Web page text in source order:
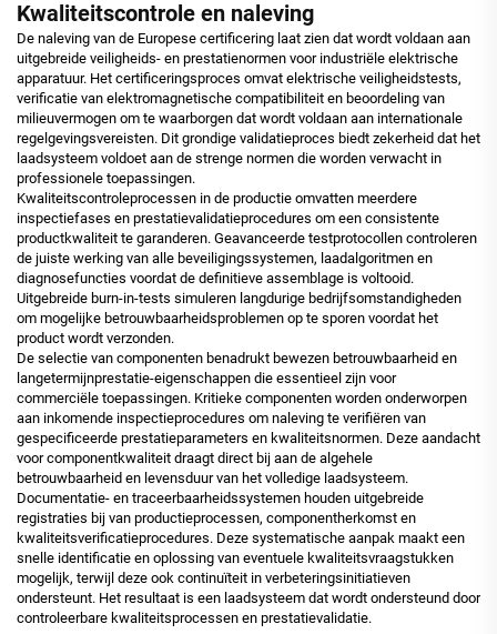
Kwaliteitscontrole en naleving
De naleving van de Europese certificering laat zien dat wordt voldaan aan
uitgebreide veiligheids- en prestatienormen voor industriële elektrische
apparatuur. Het certificeringsproces omvat elektrische veiligheidstests,
verificatie van elektromagnetische compatibiliteit en beoordeling van
milieuvermogen om te waarborgen dat wordt voldaan aan internationale
regelgevingsvereisten. Dit grondige validatieproces biedt zekerheid dat het
laadsysteem voldoet aan de strenge normen die worden verwacht in
professionele toepassingen.
Kwaliteitscontroleprocessen in de productie omvatten meerdere
inspectiefases en prestatievalidatieprocedures om een consistente
productkwaliteit te garanderen. Geavanceerde testprotocollen controleren
de juiste werking van alle beveiligingssystemen, laadalgoritmen en
diagnosefuncties voordat de definitieve assemblage is voltooid.
Uitgebreide burn-in-tests simuleren langdurige bedrijfsomstandigheden
om mogelijke betrouwbaarheidsproblemen op te sporen voordat het
product wordt verzonden.
De selectie van componenten benadrukt bewezen betrouwbaarheid en
langetermijnprestatie-eigenschappen die essentieel zijn voor
commerciële toepassingen. Kritieke componenten worden onderworpen
aan inkomende inspectieprocedures om naleving te verifiëren van
gespecificeerde prestatieparameters en kwaliteitsnormen. Deze aandacht
voor componentkwaliteit draagt direct bij aan de algehele
betrouwbaarheid en levensduur van het volledige laadsysteem.
Documentatie- en traceerbaarheidssystemen houden uitgebreide
registraties bij van productieprocessen, componentherkomst en
kwaliteitsverificatieprocedures. Deze systematische aanpak maakt een
snelle identificatie en oplossing van eventuele kwaliteitsvraagstukken
mogelijk, terwijl deze ook continuïteit in verbeteringsinitiatieven
ondersteunt. Het resultaat is een laadsysteem dat wordt ondersteund door
controleerbare kwaliteitsprocessen en prestatievalidatie.